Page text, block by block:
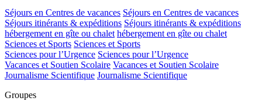
Séjours en Centres de vacances Séjours en Centres de vacances
Séjours itinérants & expéditions Séjours itinérants & expéditions
hébergement en gîte ou chalet hébergement en gîte ou chalet
Sciences et Sports Sciences et Sports
Sciences pour l’Urgence Sciences pour l’Urgence
Vacances et Soutien Scolaire Vacances et Soutien Scolaire
Journalisme Scientifique Journalisme Scientifique
Groupes